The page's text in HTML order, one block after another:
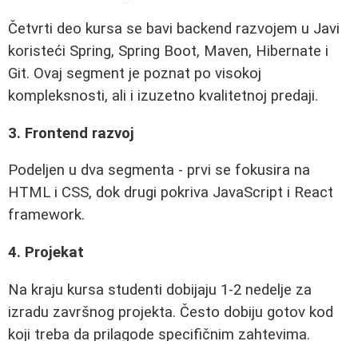
Četvrti deo kursa se bavi backend razvojem u Javi
koristeći Spring, Spring Boot, Maven, Hibernate i
Git. Ovaj segment je poznat po visokoj
kompleksnosti, ali i izuzetno kvalitetnoj predaji.
3. Frontend razvoj
Podeljen u dva segmenta - prvi se fokusira na
HTML i CSS, dok drugi pokriva JavaScript i React
framework.
4. Projekat
Na kraju kursa studenti dobijaju 1-2 nedelje za
izradu završnog projekta. Često dobiju gotov kod
koji treba da prilagode specifičnim zahtevima.